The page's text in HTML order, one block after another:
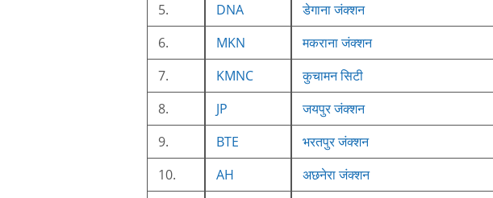
5.
DNA डेगाना जंक्शन
6.
MKN मकराना जंक्शन
7.
KMNC कुचामन सिटी
8.
JP जयपुर जंक्शन
9.
BTE भरतपुर जंक्शन
10.
AH अछनेरा जंक्शन